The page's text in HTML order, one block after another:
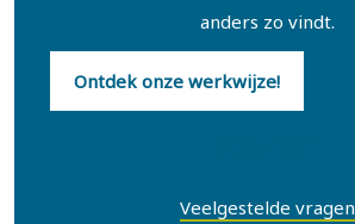
anders zo vindt.
Ontdek onze werkwijze!
Veelgestelde vragen